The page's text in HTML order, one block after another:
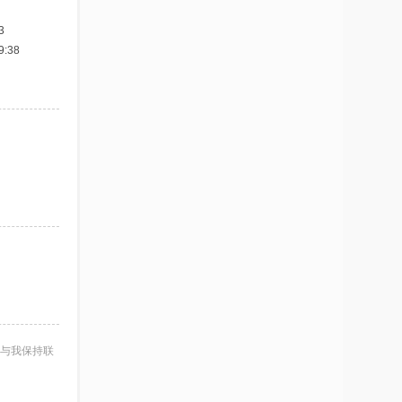
我保持联